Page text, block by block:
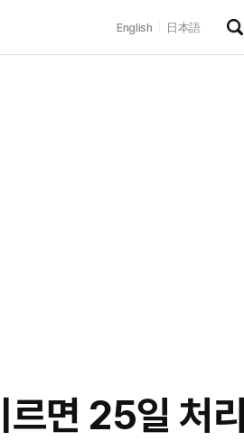
English 日本語
검
면 25일 처리